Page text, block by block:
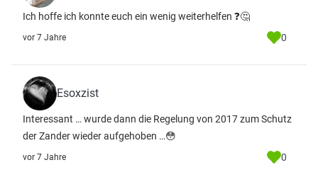
Ich hoffe ich konnte euch ein wenig weiterhelfen ❓🤔
vor 7 Jahre 0
Esoxzist
Interessant … wurde dann die Regelung von 2017 zum Schutz
der Zander wieder aufgehoben …😳
vor 7 Jahre 0